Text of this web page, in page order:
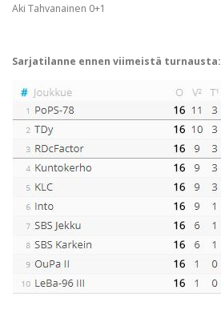
Aki Tahvanainen 0+1
Sarjatilanne ennen viimeistä turnausta: